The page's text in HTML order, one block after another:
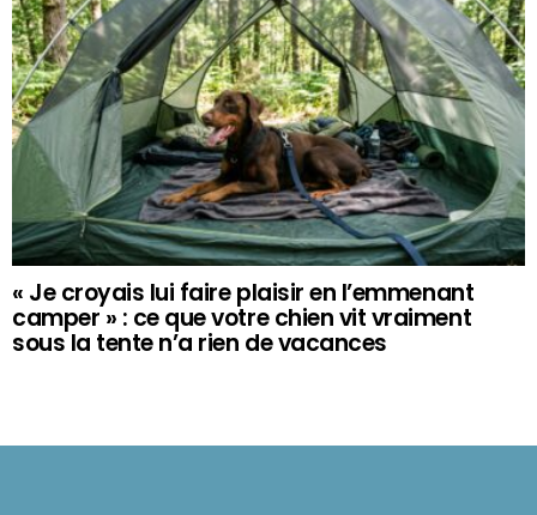
« Je croyais lui faire plaisir en l’emmenant
camper » : ce que votre chien vit vraiment
sous la tente n’a rien de vacances